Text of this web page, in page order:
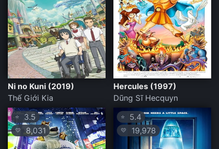
Ni no Kuni (2019)
Thế Giới Kia
Hercules (1997)
Dũng Sĩ Hecquyn
⭐ 3.5
💛 8,031
⭐ 5.4
💛 19,978